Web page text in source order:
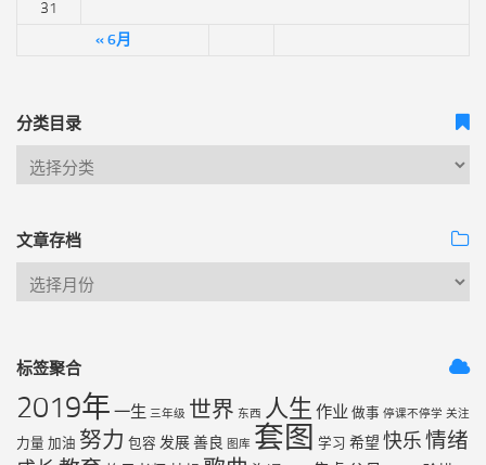
« 6月
31
分类目录
文章存档
标签聚合
2019年 一生 三年级 世界 东西 人生 作业 做事 停课不停学 关注
力量 加油 努力 包容 发展善良 图库 套图 学习 希望 快乐情绪